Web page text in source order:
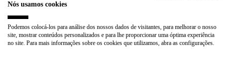
Membro de:
Nós usamos cookies
Podemos colocá-los para análise dos nossos dados de visitantes, para melhorar o nosso
site, mostrar conteúdos personalizados e para lhe proporcionar uma óptima experiência
no site. Para mais informações sobre os cookies que utilizamos, abra as configurações.